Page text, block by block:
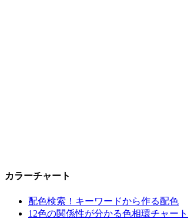
カラーチャート
配色検索！キーワードから作る配色
12色の関係性が分かる色相環チャート